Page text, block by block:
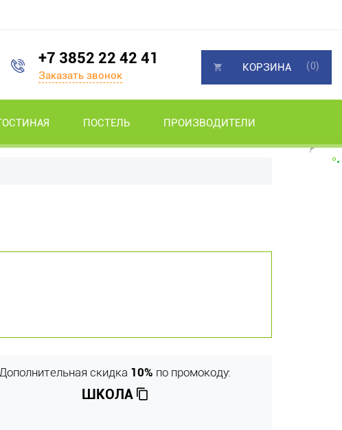
+7 3852 22 42 41
Заказать звонок
ПОСТЕЛЬ ПРОИЗВОДИТЕЛИ
КОРЗИНА (0)
скидка 10% по промокоду:
ШКОЛА